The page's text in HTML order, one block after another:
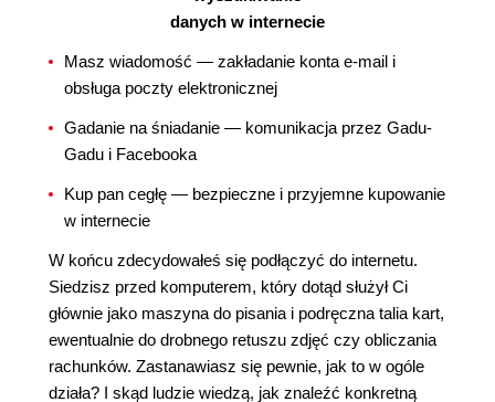
danych w internecie
Masz wiadomość — zakładanie konta e-mail i
obsługa poczty elektronicznej
Gadanie na śniadanie — komunikacja przez Gadu-
Gadu i Facebooka
Kup pan cegłę — bezpieczne i przyjemne kupowanie
w internecie
W końcu zdecydowałeś się podłączyć do internetu.
Siedzisz przed komputerem, który dotąd służył Ci
głównie jako maszyna do pisania i podręczna talia kart,
ewentualnie do drobnego retuszu zdjęć czy obliczania
rachunków. Zastanawiasz się pewnie, jak to w ogóle
działa? I skąd ludzie wiedzą, jak znaleźć konkretną